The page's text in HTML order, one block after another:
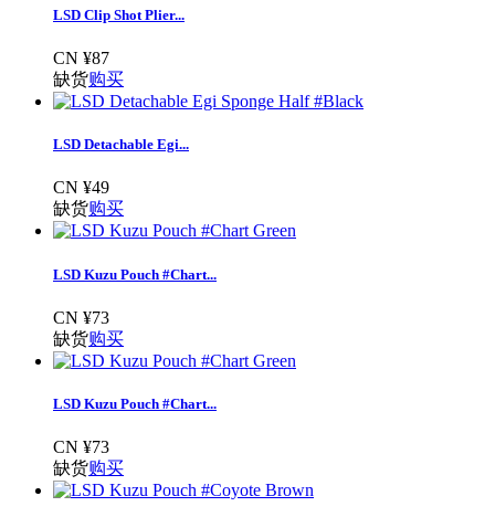
LSD Clip Shot Plier...
CN ¥87
缺货购买
LSD Detachable Egi...
CN ¥49
缺货购买
LSD Kuzu Pouch #Chart...
CN ¥73
缺货购买
LSD Kuzu Pouch #Chart...
CN ¥73
缺货购买